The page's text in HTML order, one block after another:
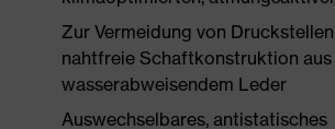
Zur Vermeidung von
nahtfreie Schaftkonstruktion aus
wasserabweisendem Leder
Auswechselbares, antistatisches